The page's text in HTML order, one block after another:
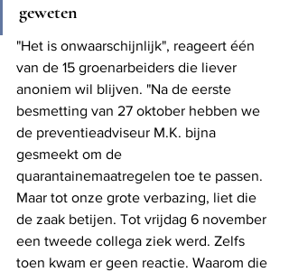
geweten
"Het is onwaarschijnlijk", reageert één
van de 15 groenarbeiders die liever
anoniem wil blijven. "Na de eerste
besmetting van 27 oktober hebben we
de preventieadviseur M.K. bijna
gesmeekt om de
quarantainemaatregelen toe te passen.
Maar tot onze grote verbazing, liet die
de zaak betijen. Tot vrijdag 6 november
een tweede collega ziek werd. Zelfs
toen kwam er geen reactie. Waarom die